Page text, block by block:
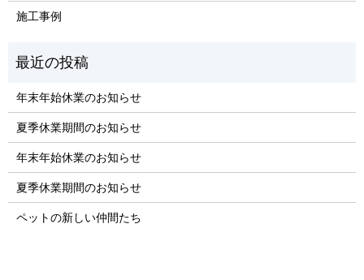
施工事例
年末年始休業のお知らせ
夏季休業期間のお知らせ
年末年始休業のお知らせ
夏季休業期間のお知らせ
ペットの新しい仲間たち